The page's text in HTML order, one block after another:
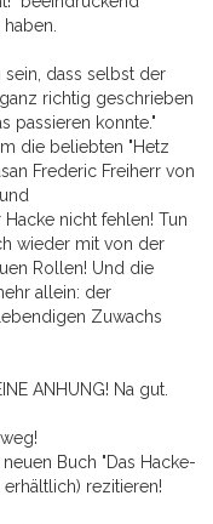
dass selbst der
richtig geschrieben
passieren konnte."
die beliebten "Hetz
Frederic Freiherr von
Hacke nicht fehlen! Tun
wieder mit von der
Rollen! Und die
allein: der
Zuwachs
ANHUNG! Na gut.
Buch "Das Hacke-
rezitieren!